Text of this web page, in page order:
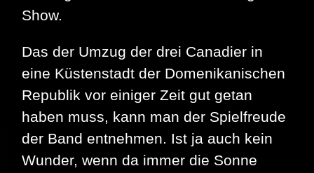
Show.
Das der Umzug der drei Canadier in
eine Küstenstadt der Domenikanischen
Republik vor einiger Zeit gut getan
haben muss, kann man der Spielfreude
der Band entnehmen. Ist ja auch kein
Wunder, wenn da immer die Sonne